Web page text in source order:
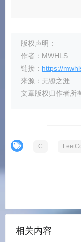
        }
版权声明：
作者：MWHLS
链接： https://
来源：无镣之涯
文章版权归作者所
C
相关内容